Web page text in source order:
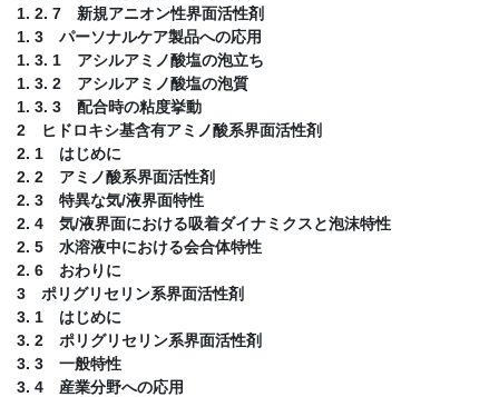
1. 2. 7 新規アニオン性界面活性剤
1. 3 パーソナルケア製品への応用
1. 3. 1 アシルアミノ酸塩の泡立ち
1. 3. 2 アシルアミノ酸塩の泡質
1. 3. 3 配合時の粘度挙動
2 ヒドロキシ基含有アミノ酸系界面活性剤
2. 1 はじめに
2. 2 アミノ酸系界面活性剤
2. 3 特異な気/液界面特性
2. 4 気/液界面における吸着ダイナミクスと泡沫特性
2. 5 水溶液中における会合体特性
2. 6 おわりに
3 ポリグリセリン系界面活性剤
3. 1 はじめに
3. 2 ポリグリセリン系界面活性剤
3. 3 一般特性
3. 4 産業分野への応用